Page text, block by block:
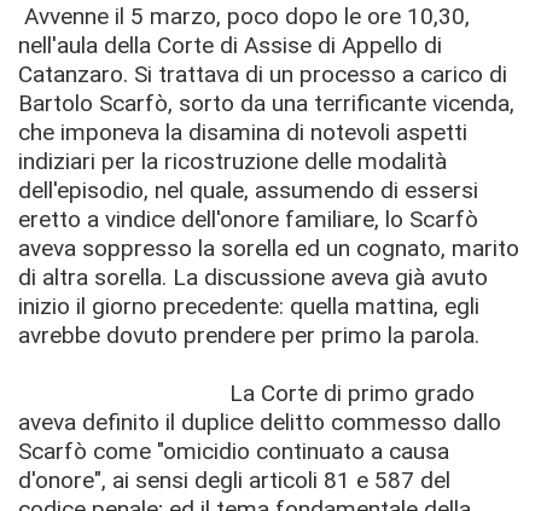
Avvenne il 5 marzo, poco dopo le ore 10,30,
nell'aula della Corte di Assise di Appello di
Catanzaro. Si trattava di un processo a carico di
Bartolo Scarfò, sorto da una terriﬁcante vicenda,
che imponeva la disamina di notevoli aspetti
indiziari per la ricostruzione delle modalità
dell'episodio, nel quale, assumendo di essersi
eretto a vindice dell'onore familiare, lo Scarfò
aveva soppresso la sorella ed un cognato, marito
di altra sorella. La discussione aveva già avuto
inizio il giorno precedente: quella mattina, egli
avrebbe dovuto prendere per primo la parola.
La Corte di primo grado
aveva deﬁnito il duplice delitto commesso dallo
Scarfò come "omicidio continuato a causa
d'onore", ai sensi degli articoli 81 e 587 del